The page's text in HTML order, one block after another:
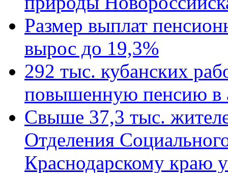
Размер выплат
вырос до 19,3%
292 тыс. кубанских
повышенную пенсию в
Свыше 37,3 тыс.
Отделения
Краснодарскому краю